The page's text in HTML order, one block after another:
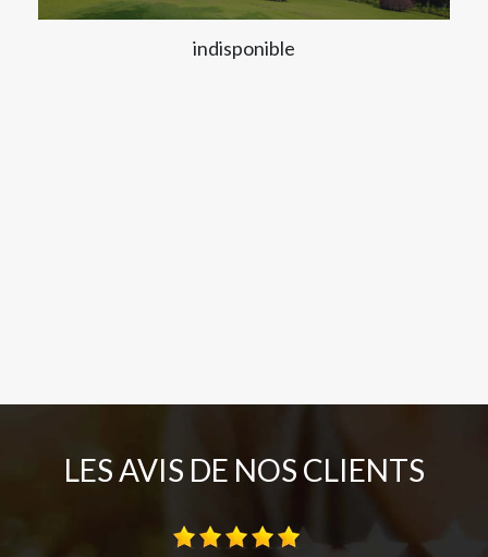
indisponible
LES AVIS DE NOS CLIENTS